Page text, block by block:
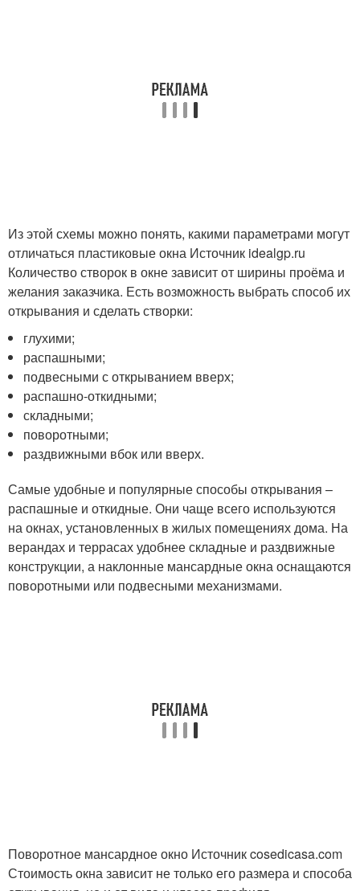
Из этой схемы можно понять, какими параметрами могут
отличаться пластиковые окна Источник idealgp.ru
Количество створок в окне зависит от ширины проёма и
желания заказчика. Есть возможность выбрать способ их
открывания и сделать створки:
глухими;
распашными;
подвесными с открыванием вверх;
распашно-откидными;
складными;
поворотными;
раздвижными вбок или вверх.
Самые удобные и популярные способы открывания –
распашные и откидные. Они чаще всего используются
на окнах, установленных в жилых помещениях дома. На
верандах и террасах удобнее складные и раздвижные
конструкции, а наклонные мансардные окна оснащаются
поворотными или подвесными механизмами.
Поворотное мансардное окно Источник cosedicasa.com
Стоимость окна зависит не только его размера и способа